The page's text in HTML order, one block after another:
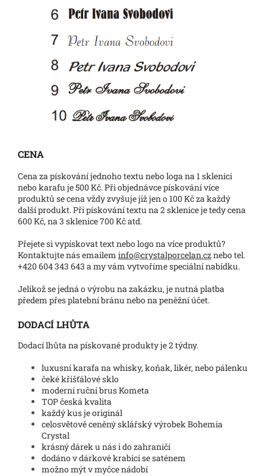
CENA
Cena za pískování jednoho textu nebo loga na 1 sklenici
nebo karafu je 500 Kč. Při objednávce pískování více
produktů se cena vždy zvyšuje již jen o 100 Kč za každý
další produkt. Při pískování textu na 2 sklenice je tedy cena
600 Kč, na 3 sklenice 700 Kč atd.
Přejete si vypískovat text nebo logo na více produktů?
Kontaktujte nás emailem info@crystalporcelan.cznebo tel.
+420 604 343 643 a my vám vytvoříme speciální nabídku.
Jelikož se jedná o výrobu na zakázku, je nutná platba
předem přes platební bránu nebo na peněžní účet.
DODACÍ LHŮTA
Dodací lhůta na pískované produkty je 2 týdny.
luxusní karafa na whisky, koňak, likér, nebo pálenku
čeké křišťálové sklo
moderní ruční brus Kometa
TOP česká kvalita
každý kus je originál
celosvětově ceněný sklářský výrobek Bohemia
Crystal
krásný dárek u nás i do zahraničí
dodáno v dárkové krabici se saténem
možno mýt v myčce nádobí